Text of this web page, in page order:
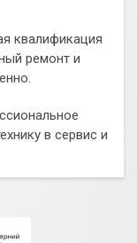
квалификация
ремонт и
в сервис и